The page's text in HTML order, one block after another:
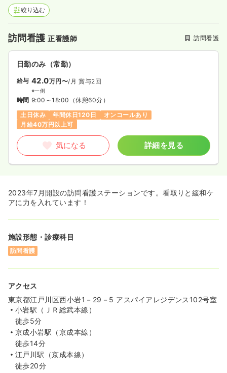
絞り込む
訪問看護正看護師 訪問看護
日勤のみ（常勤）
給与 42.0万円〜/月 賞与2回
※一例
時間 9:00～18:00 （休憩60分）
土日休み
年間休日120日
オンコールあり
月給40万円以上可
気になる 詳細を見る
2023年7月開設の訪問看護ステーションです。看取りと緩和ケ
アに力を入れています！
施設形態・診療科目
訪問看護
アクセス
東京都江戸川区西小岩1－29－5 アスパイアレジデンス102号室
小岩駅（ＪＲ総武本線）
徒歩5分
京成小岩駅（京成本線）
徒歩14分
江戸川駅（京成本線）
徒歩20分